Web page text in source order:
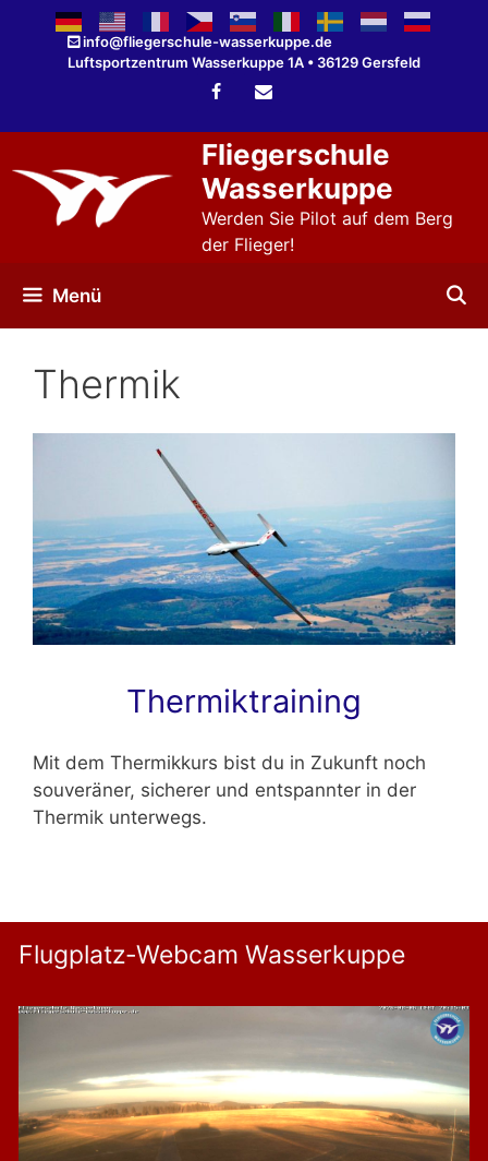
springen
info@fliegerschule-wasserkuppe.de
Luftsportzentrum Wasserkuppe 1A • 36129 Gersfeld
Fliegerschule
Wasserkuppe
Werden Sie Pilot auf dem Berg
der Flieger!
Menü
Thermik
Thermiktraining
Mit dem Thermikkurs bist du in Zukunft noch
souveräner, sicherer und entspannter in der
Thermik unterwegs.
Flugplatz-Webcam Wasserkuppe